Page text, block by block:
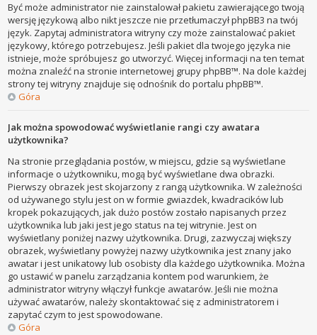
Być może administrator nie zainstalował pakietu zawierającego twoją
wersję językową albo nikt jeszcze nie przetłumaczył phpBB3 na twój
język. Zapytaj administratora witryny czy może zainstalować pakiet
językowy, którego potrzebujesz. Jeśli pakiet dla twojego języka nie
istnieje, może spróbujesz go utworzyć. Więcej informacji na ten temat
można znaleźć na stronie internetowej grupy phpBB™. Na dole każdej
strony tej witryny znajduje się odnośnik do portalu phpBB™.
Góra
Jak można spowodować wyświetlanie rangi czy awatara
użytkownika?
Na stronie przeglądania postów, w miejscu, gdzie są wyświetlane
informacje o użytkowniku, mogą być wyświetlane dwa obrazki.
Pierwszy obrazek jest skojarzony z rangą użytkownika. W zależności
od używanego stylu jest on w formie gwiazdek, kwadracików lub
kropek pokazujących, jak dużo postów zostało napisanych przez
użytkownika lub jaki jest jego status na tej witrynie. Jest on
wyświetlany poniżej nazwy użytkownika. Drugi, zazwyczaj większy
obrazek, wyświetlany powyżej nazwy użytkownika jest znany jako
awatar i jest unikatowy lub osobisty dla każdego użytkownika. Można
go ustawić w panelu zarządzania kontem pod warunkiem, że
administrator witryny włączył funkcje awatarów. Jeśli nie można
używać awatarów, należy skontaktować się z administratorem i
zapytać czym to jest spowodowane.
Góra